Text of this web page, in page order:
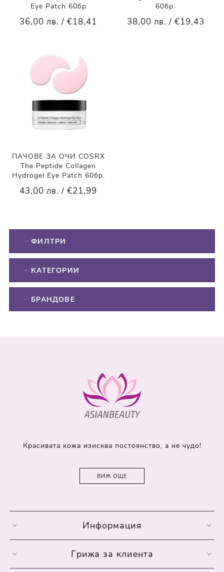
Eye Patch 60бр
36,00 лв. / €18,41
60бр.
38,00 лв. / €19,43
ПАЧОВЕ ЗА ОЧИ COSRX
The Peptide Collagen
Hydrogel Eye Patch 60бр.
43,00 лв. / €21,99
ФИЛТРИ
КАТЕГОРИИ
БРАНДОВЕ
Красивата кожа изисква постоянство, а не чудо!
ВИЖ ОЩЕ
Информация
Грижа за клиента